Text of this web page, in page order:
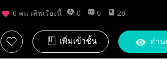
6 คน เลิฟเรื่องนี้ 0 6 28
เพิ่มเข้าชั้น อ่าน